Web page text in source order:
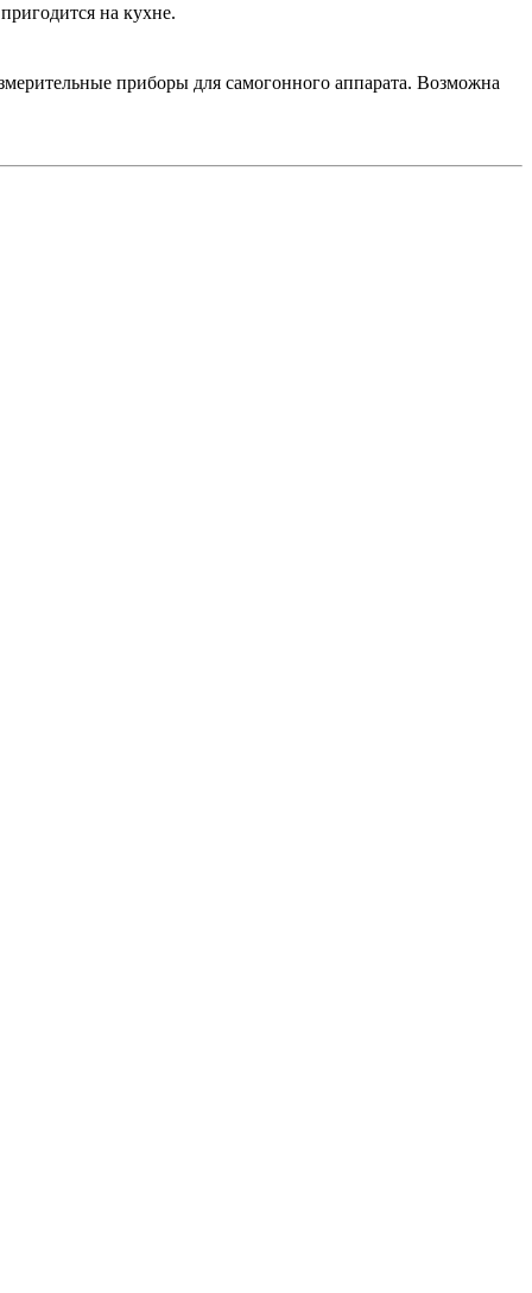
на кухне.
приборы для самогонного аппарата. Возможна